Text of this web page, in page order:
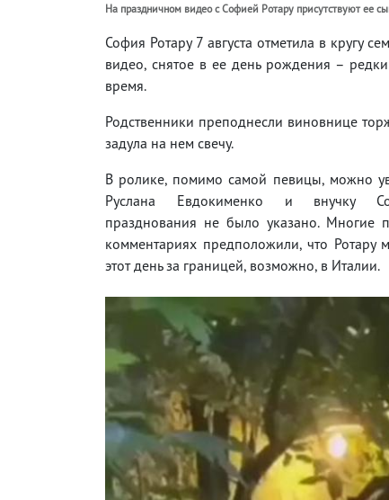
На праздничном видео с Софией Ротару присутствуют ее
София Ротару 7 августа отметила в кругу
видео, снятое в ее день рождения –
время.
Родственники преподнесли виновнице
задула на нем свечу.
В ролике, помимо самой певицы, можно
Руслана Евдокименко и внучку
празднования не было указано. Многие
комментариях предположили, что Ротару
этот день за границей, возможно, в Италии.